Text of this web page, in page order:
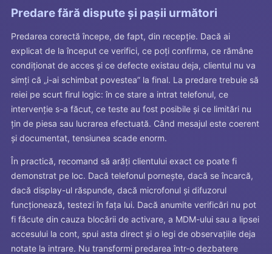
Predare fără dispute și pașii următori
Predarea corectă începe, de fapt, din recepție. Dacă ai
explicat de la început ce verifici, ce poți confirma, ce rămâne
condiționat de acces și ce defecte existau deja, clientul nu va
simți că „i-ai schimbat povestea” la final. La predare trebuie să
reiei pe scurt firul logic: în ce stare a intrat telefonul, ce
intervenție s-a făcut, ce teste au fost posibile și ce limitări nu
țin de piesa sau lucrarea efectuată. Când mesajul este coerent
și documentat, tensiunea scade enorm.
În practică, recomand să arăți clientului exact ce poate fi
demonstrat pe loc. Dacă telefonul pornește, dacă se încarcă,
dacă display-ul răspunde, dacă microfonul și difuzorul
funcționează, testezi în fața lui. Dacă anumite verificări nu pot
fi făcute din cauza blocării de activare, a MDM-ului sau a lipsei
accesului la cont, spui asta direct și o legi de observațiile deja
notate la intrare. Nu transformi predarea într-o dezbatere